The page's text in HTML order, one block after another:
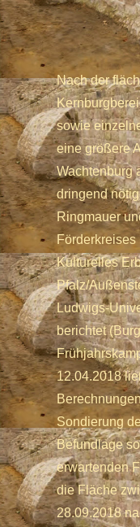
Nach der
sowie
eine größere
Wachtenburg
dringend
Ringmauer
Kulturelles
Pfalz/
Ludwigs-
berichtet
12.04.2018
Sondierung
Befundlage
erwartenden
die Fläche
28.09.2018